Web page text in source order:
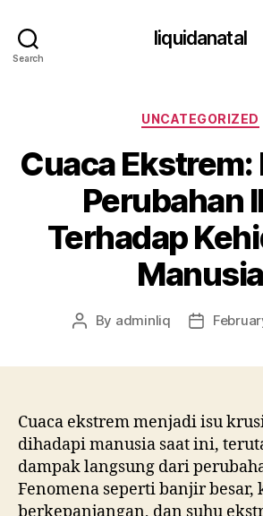
Search
liquidanatal
UNCATEGORIZED
Cuaca Ekstrem:
Perubahan
Terhadap
Manusia
Post
By adminliq
Post
Cuaca ekstrem menjadi isu
dihadapi manusia saat ini,
dampak langsung dari
Fenomena seperti banjir
berkepanjangan, dan suhu